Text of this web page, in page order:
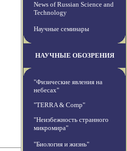
News of Russian Science and
Technology
Научные семинары
НАУЧНЫЕ ОБОЗРЕНИЯ
"Физические явления на
небесах"
"TERRA & Comp"
"Неизбежность странного
микромира"
"Биология и жизнь"